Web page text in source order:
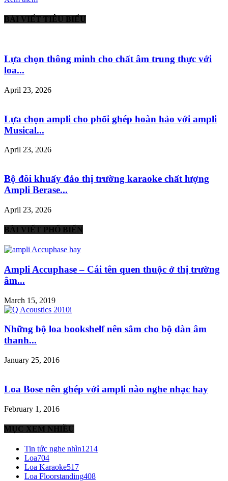
BÀI VIẾT TIÊU BIỂU
Lựa chọn thông minh cho chất âm trung thực với
loa...
April 23, 2026
Lựa chọn ampli cho phối ghép hoàn hảo với ampli
Musical...
April 23, 2026
Bộ đôi khuấy đảo thị trường karaoke chất lượng
Ampli Berase...
April 23, 2026
BÀI VIẾT PHỔ BIẾN
Ampli Accuphase – Cái tên quen thuộc ở thị trường
âm...
March 15, 2019
Những bộ loa bookshelf nên sắm cho bộ dàn âm
thanh...
January 25, 2016
Loa Bose nên ghép với ampli nào nghe nhạc hay
February 1, 2016
MỤC XEM NHIỀU
Tin tức nghe nhìn1214
Loa704
Loa Karaoke517
Loa Floorstanding408